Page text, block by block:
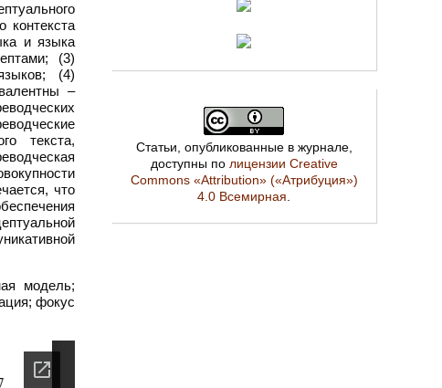
контекста
и языка
(3)
(4)
–
текста,
что
модель;
фокус
Статьи, опубликованные в журнале,
доступны по лицензии Creative
Commons «Attribution» («Атрибуция»)
4.0 Всемирная